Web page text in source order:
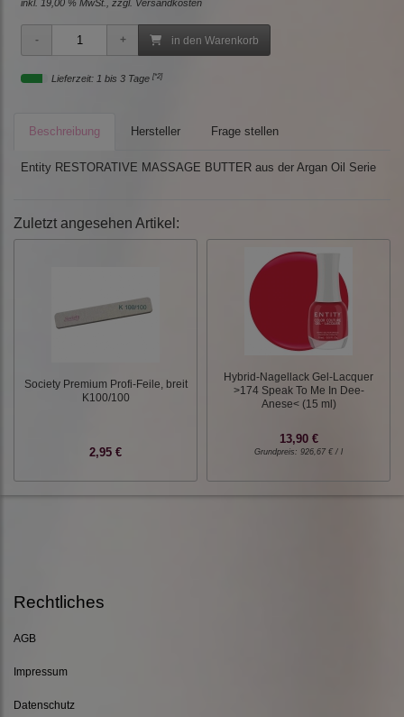
inkl. 19,00 % MwSt., zzgl. Versandkosten
in den Warenkorb
Lieferzeit: 1 bis 3 Tage [*2]
Beschreibung Hersteller Frage stellen
Entity RESTORATIVE MASSAGE BUTTER aus der Argan Oil Serie
Zuletzt angesehen Artikel:
Society Premium Profi-Feile, breit
K100/100
2,95 €
Hybrid-Nagellack Gel-Lacquer
>174 Speak To Me In Dee-
Anese< (15 ml)
13,90 €
Grundpreis: 926,67 € / l
Rechtliches
AGB
Impressum
Datenschutz